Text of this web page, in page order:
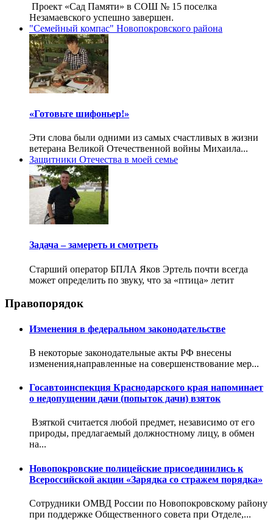
Проект «Сад Памяти» в СОШ № 15 поселка
Незамаевского успешно завершен.
"Семейный компас" Новопокровского района
«Готовьте шифоньер!»
Эти слова были одними из самых счастливых в жизни
ветерана Великой Отечественной войны Михаила...
Защитники Отечества в моей семье
Задача – замереть и смотреть
Старший оператор БПЛА Яков Эртель почти всегда
может определить по звуку, что за «птица» летит
Правопорядок
Изменения в федеральном законодательстве
В некоторые законодательные акты РФ внесены
изменения,направленные на совершенствование мер...
Госавтоинспекция Краснодарского края напоминает
о недопущении дачи (попыток дачи) взяток
Взяткой считается любой предмет, независимо от его
природы, предлагаемый должностному лицу, в обмен
на...
Новопокровские полицейские присоединились к
Всероссийской акции «Зарядка со стражем порядка»
Сотрудники ОМВД России по Новопокровскому району
при поддержке Общественного совета при Отделе,...